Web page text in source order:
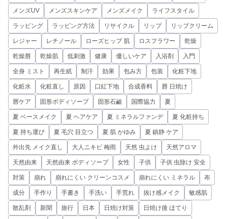
メンズUV メンズスキンケア メンズメイク ライフスタイル
ラッピング ラッピング方法 リサイクル リップ リップクリーム
レジャー レチノール ローズヒップ 肌 ロスフラワー 乾燥
乾燥唇 乾燥肌 低刺激 健康 優しいケア 入浴剤 入門
全身 ミスト 再生紙 制汗 効果 包み方 包装 化粧下地
化粧水 化粧直し 原因 口紅下地 合成香料 唇 日焼け
唇ケア 固形ボディソープ 固形石鹼 国際協力 夏
夏 ベースメイク 夏 ヘアケア 夏 ミネラルファンデ 夏 化粧持ち
夏 持ち運び 夏 毛穴 目立つ 夏 肌 かゆみ 夏 鎮静 ケア
外出先 メイク直し 大人ニキビ 梅雨 天然 虫よけ 天然アロマ
天然由来 天然由来 ボディソープ 女性 子供 子供 虫除け 安全
対策 崩れ 崩れにくい クリーンコスメ 崩れにくい ミネラル 布
成分 手作り 手書き 手洗い 手荒れ 抜け感メイク 敏感肌
散乱剤 新聞 旅行 日本 日焼け対策 日焼け後 ほてり